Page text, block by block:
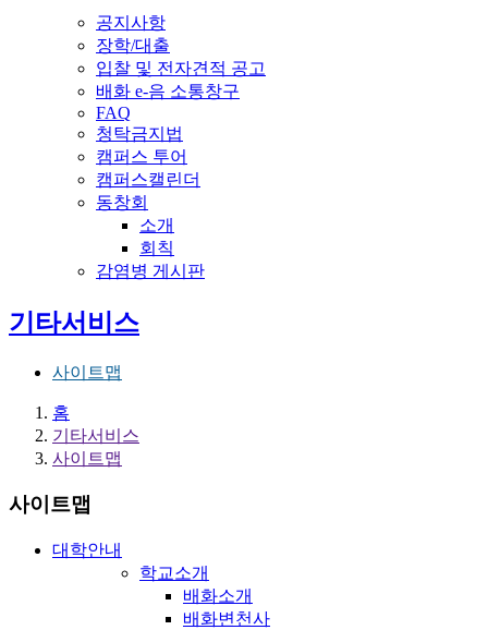
공지사항
장학/대출
입찰 및 전자견적 공고
배화 e-음 소통창구
FAQ
청탁금지법
캠퍼스 투어
캠퍼스캘린더
동창회
소개
회칙
감염병 게시판
전체메뉴
기타서비스
사이트맵
홈
기타서비스
사이트맵
사이트맵
대학안내
학교소개
배화소개
배화변천사